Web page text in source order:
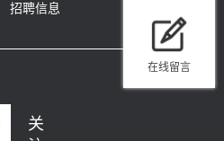
招聘信息
关
在线留言